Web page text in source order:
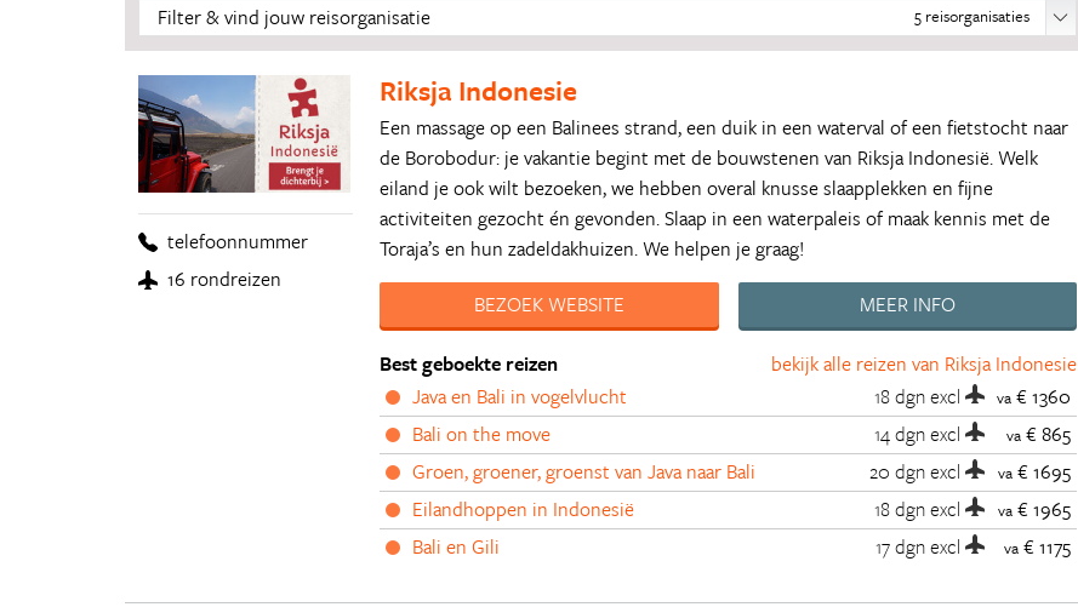
5 reisorganisaties
Filter & vind jouw reisorganisatie
telefoonnummer
16 rondreizen
Riksja Indonesie
Een massage op een Balinees strand, een duik in een waterval of een fietstocht naar
de Borobodur: je vakantie begint met de bouwstenen van Riksja Indonesië. Welk
eiland je ook wilt bezoeken, we hebben overal knusse slaapplekken en fijne
activiteiten gezocht én gevonden. Slaap in een waterpaleis of maak kennis met de
Toraja’s en hun zadeldakhuizen. We helpen je graag!
BEZOEK WEBSITE
MEER INFO
bekijk alle reizen van Riksja Indonesie
Best geboekte reizen
Java en Bali in vogelvlucht
18 dgnexcl va € 1360
Bali on the move
14 dgnexcl va € 865
Groen, groener, groenst van Java naar Bali
20 dgnexcl va € 1695
Eilandhoppen in Indonesië
18 dgnexcl va € 1965
Bali en Gili
17 dgnexcl va € 1175